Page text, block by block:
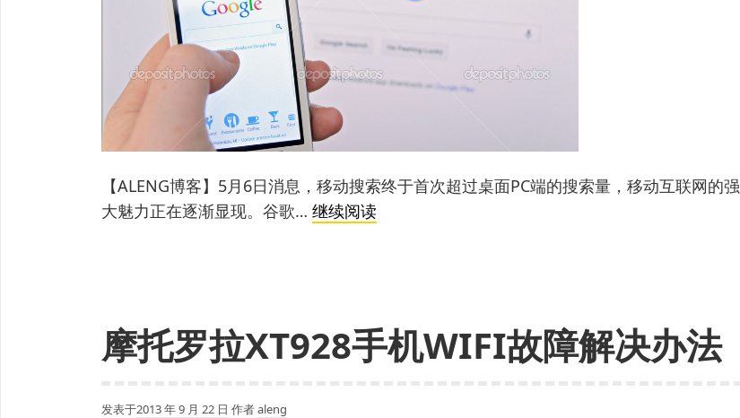
【ALENG博客】5月6日消息，移动搜索终于首次超过桌面PC端的搜索量，移动互联网的强
大魅力正在逐渐显现。谷歌… 继续阅读
等
10
摩托罗拉XT928手机WIFI故障解决办法
发表于2013 年 9 月 22 日 作者aleng